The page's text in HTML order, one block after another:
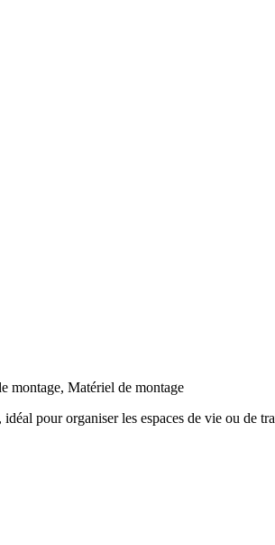
Matériel de montage
pour organiser les espaces de vie ou de